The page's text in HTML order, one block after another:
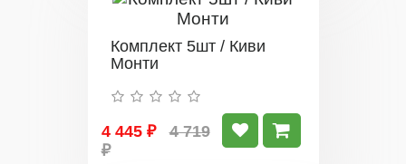
Комплект 5шт / Киви
Монти
4 445 ₽
4 719
₽